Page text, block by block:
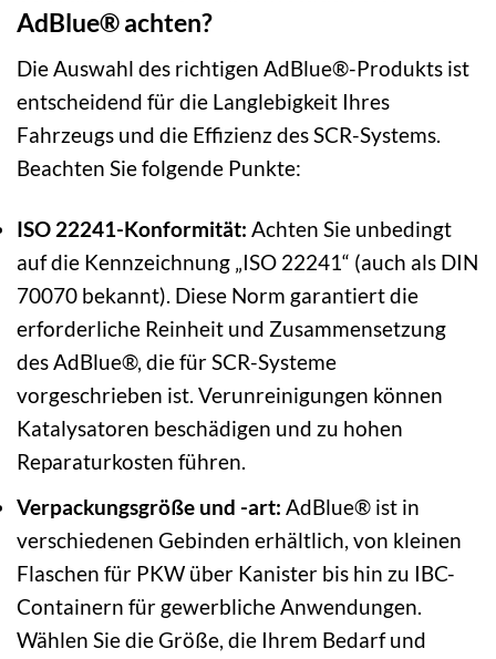
AdBlue® achten?
Die Auswahl des richtigen AdBlue®-Produkts ist
entscheidend für die Langlebigkeit Ihres
Fahrzeugs und die Effizienz des SCR-Systems.
Beachten Sie folgende Punkte:
ISO 22241-Konformität: Achten Sie unbedingt
auf die Kennzeichnung „ISO 22241“ (auch als DIN
70070 bekannt). Diese Norm garantiert die
erforderliche Reinheit und Zusammensetzung
des AdBlue®, die für SCR-Systeme
vorgeschrieben ist. Verunreinigungen können
Katalysatoren beschädigen und zu hohen
Reparaturkosten führen.
Verpackungsgröße und -art: AdBlue® ist in
verschiedenen Gebinden erhältlich, von kleinen
Flaschen für PKW über Kanister bis hin zu IBC-
Containern für gewerbliche Anwendungen.
Wählen Sie die Größe, die Ihrem Bedarf und